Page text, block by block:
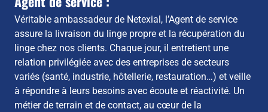
Véritable ambassadeur de Netexial, l’Agent de service
assure la livraison du linge propre et la récupération du
linge chez nos clients. Chaque jour, il entretient une
relation privilégiée avec des entreprises de secteurs
variés (santé, industrie, hôtellerie, restauration…) et veille
à répondre à leurs besoins avec écoute et réactivité. Un
métier de terrain et de contact, au cœur de la